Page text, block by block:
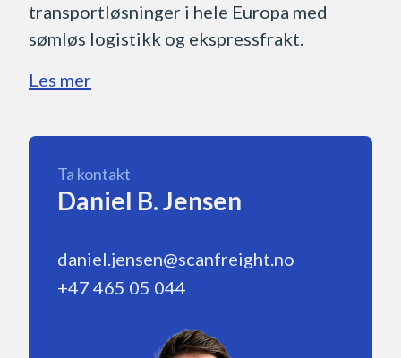
transportløsninger i hele Europa med
sømløs logistikk og ekspressfrakt.
Les mer
Ta kontakt
Daniel B. Jensen
daniel.jensen@scanfreight.no
+47 465 05 044